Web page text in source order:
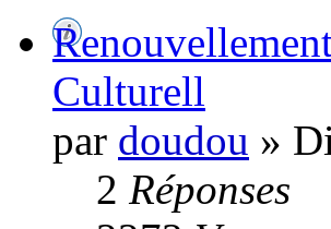
Culturell
par doudou »
2 Réponses